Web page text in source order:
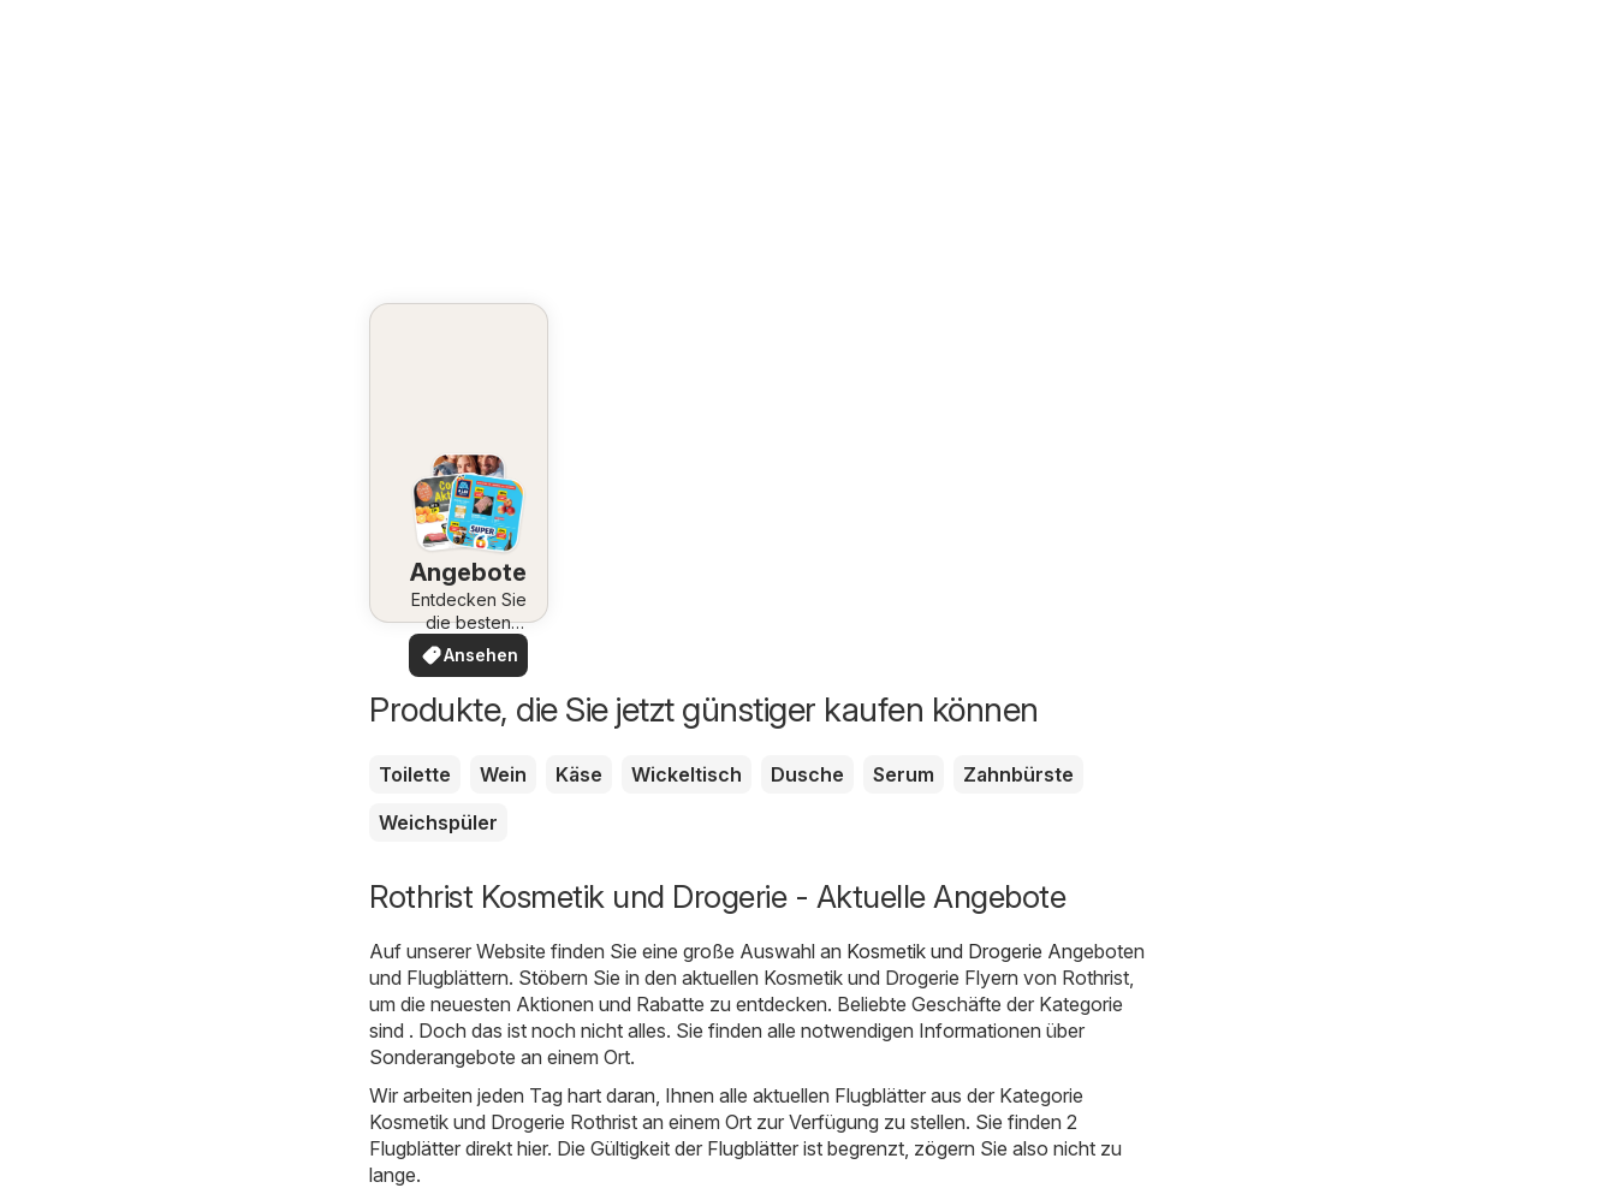
Angebote
Entdecken Sie
die besten
Angebote
Ansehen
Produkte, die Sie jetzt günstiger kaufen können
Toilette Wein Käse Wickeltisch Dusche Serum
Zahnbürste
Weichspüler
Rothrist Kosmetik und Drogerie - Aktuelle Angebote
Auf unserer Website finden Sie eine große Auswahl an Kosmetik und Drogerie Angeboten
und Flugblättern. Stöbern Sie in den aktuellen Kosmetik und Drogerie Flyern von Rothrist,
um die neuesten Aktionen und Rabatte zu entdecken. Beliebte Geschäfte der Kategorie
sind . Doch das ist noch nicht alles. Sie finden alle notwendigen Informationen über
Sonderangebote an einem Ort.
Wir arbeiten jeden Tag hart daran, Ihnen alle aktuellen Flugblätter aus der Kategorie
Kosmetik und Drogerie Rothrist an einem Ort zur Verfügung zu stellen. Sie finden 2
Flugblätter direkt hier. Die Gültigkeit der Flugblätter ist begrenzt, zögern Sie also nicht zu
lange.